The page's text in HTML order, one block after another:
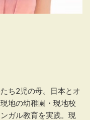
ち2児の母。日本とオ
地の幼稚園・現地校
ガル教育を実践。現